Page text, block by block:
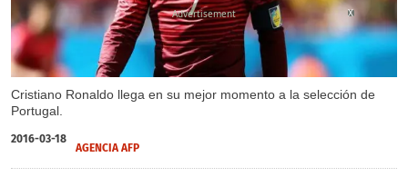
Cristiano Ronaldo llega en su mejor momento a la selección de
Portugal.
X
2016-03-18
AGENCIA AFP